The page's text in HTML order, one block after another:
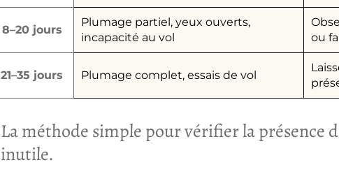
8–20 jours
Plumage partiel, yeux ouverts,
incapacité au vol
ou
21–35 jours Plumage complet, essais de vol
La méthode simple pour vérifier la présence
inutile.